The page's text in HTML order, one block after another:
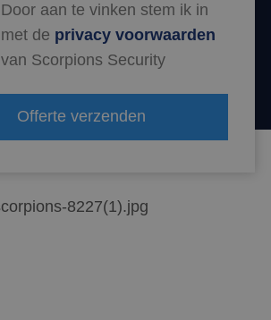
Door aan te vinken stem ik in
met de privacy voorwaarden
van Scorpions Security
Offerte verzenden